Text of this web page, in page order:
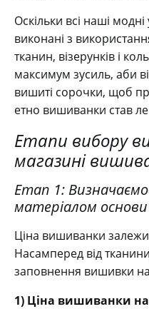
Оскільки всі наші
виконані з
тканин, візерунків і
максимум зусиль, аби
вишиті сорочки, щоб
етно вишиванки став
Етапи вибору
магазині
Етап 1:
матеріалом
Ціна вишиванки
Насамперед від
заповнення вишивки
1) Ціна вишиванки на